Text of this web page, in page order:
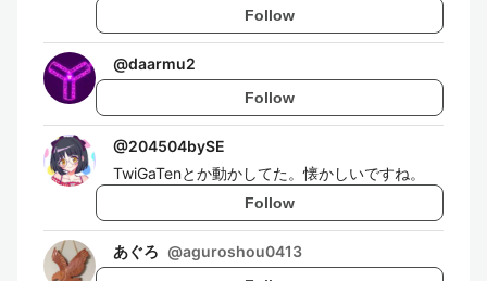
Follow
@daarmu2
Follow
@204504bySE
TwiGaTenとか動かしてた。懐かしいですね。
Follow
あぐろ @aguroshou0413